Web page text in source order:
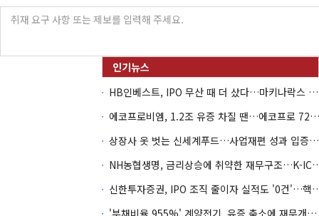
HB인베스트, IPO 무산 때 더 샀다…마키나락스 투자 2.7배 회수
에코프로비엠, 1.2조 유증 차질 땐…에코프로 7270억 '독박'
상장사 옷 벗는 신세계푸드…사업재편 성과 입증할까
NH농협생명, 금리상승에 취
신한투자증권, IPO 조직 줄